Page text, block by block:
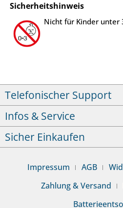
Sicherheitshinweis
Nicht für Kinder unter
Telefonischer Support
Infos & Service
Sicher Einkaufen
Impressum AGB
Zahlung & Versand